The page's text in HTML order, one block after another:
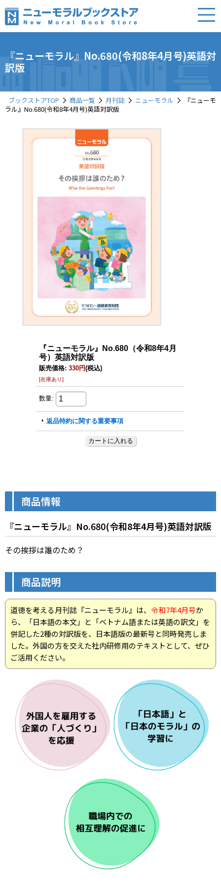
『ニューモラル』No.680(令和8年4月号)英語対
訳版
ブックストアTOP 商品一覧 月刊誌 ニューモラル
『ニューモ
ラル』No.680(令和8年4月号)英語対訳版
商品情報
『ニューモラル』No.680(令和8年4月号)英語対訳版
その挨拶は誰のため？
商品説明
道徳を考える月刊誌『ニューモラル』は、 令和7年4月号か
ら、「日本語の本文」と「ベトナム語または英語の訳文」を
併記した2種の対訳版を、日本語版の最新号と同時発売しま
した。外国の方を交えた社内研修用のテキストとして、ぜひ
ご活用ください。